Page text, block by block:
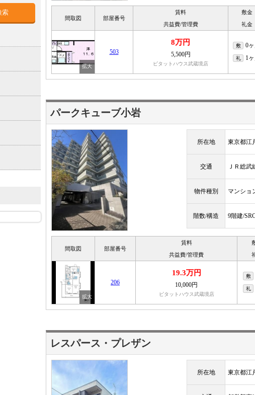
間取図 部屋番号
賃料
共益費/管理費
敷金
礼金
503
8万円
5,500円
ピタットハウス武蔵境店
敷 0ヶ
礼 1ヶ
パークキューブ小岩
所在地 東京都江
交通 ＪＲ総
物件種別 マンショ
階数/構造 9階建/
間取図 部屋番号
賃料
共益費/管理費
206
19.3万円
10,000円
ピタットハウス武蔵境店
敷
礼
レスパース・プレザン
所在地 東京都江